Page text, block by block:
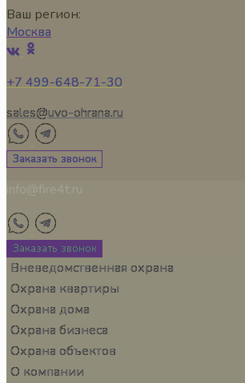
Ваш регион:
Москва
+7 499-648-71-30
sales@uvo-ohrana.ru
Заказать звонок
info@fire4t.ru
Заказать звонок
Вневедомственная охрана
Охрана квартиры
Охрана дома
Охрана бизнеса
Охрана объектов
О компании